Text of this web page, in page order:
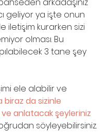
geliyor ya işte onun
iletişim kurarken sizi
olması. Bu
3 tane şey
ele alabilir ve
biraz da sizinle
anlatacak şeyleriniz
söyleyebilirsiniz.